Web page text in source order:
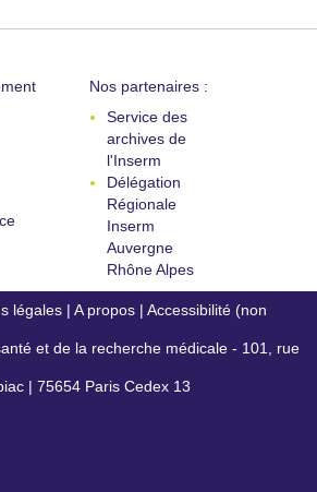
Nos partenaires :
Service des
archives de
l'Inserm
Délégation
Régionale
Inserm
Auvergne
Rhône Alpes
légales | A propos | Accessibilité (non
conforme)
et de la recherche médicale - 101, rue
| 75654 Paris Cedex 13